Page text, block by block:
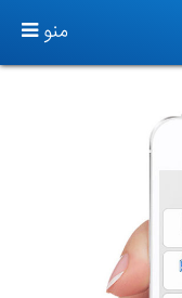
منو